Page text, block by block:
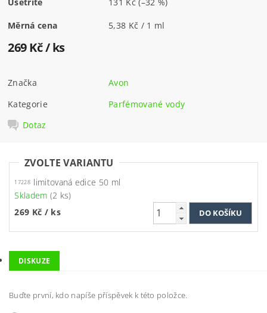
Ušetříte 131 Kč(–32 %)
Měrná cena 5,38 Kč / 1 ml
269 Kč/ ks
Značka
Avon
Kategorie
Parfémované vody
Dotaz
ZVOLTE VARIANTU
17228 limitovaná edice 50 ml
Skladem (2 ks)
269 Kč / ks
DISKUZE
Buďte první, kdo napíše příspěvek k této položce.